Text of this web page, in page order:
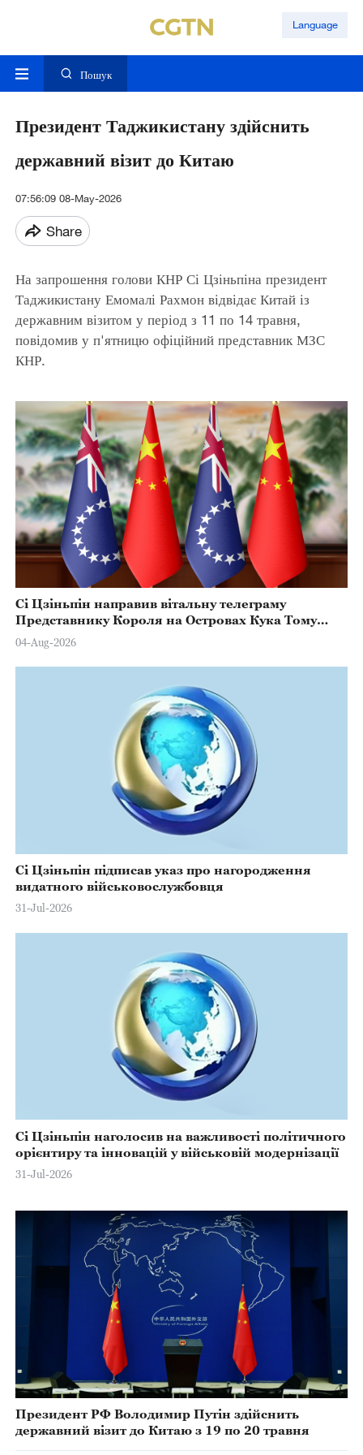
Language
Пошук
Президент Таджикистану здійснить
державний візит до Китаю
07:56:09 08-May-2026
Share
На запрошення голови КНР Сі Цзіньпіна президент
Таджикистану Емомалі Рахмон відвідає Китай із
державним візитом у період з 11 по 14 травня,
повідомив у п'ятницю офіційний представник МЗС
КНР.
Сі Цзіньпін направив вітальну телеграму
Представнику Короля на Островах Кука Тому
Марстерсу з нагоди Дня Конституції
04-Aug-2026
Сі Цзіньпін підписав указ про нагородження
видатного військовослужбовця
31-Jul-2026
Сі Цзіньпін наголосив на важливості політичного
орієнтиру та інновацій у військовій модернізації
31-Jul-2026
Президент РФ Володимир Путін здійснить
державний візит до Китаю з 19 по 20 травня